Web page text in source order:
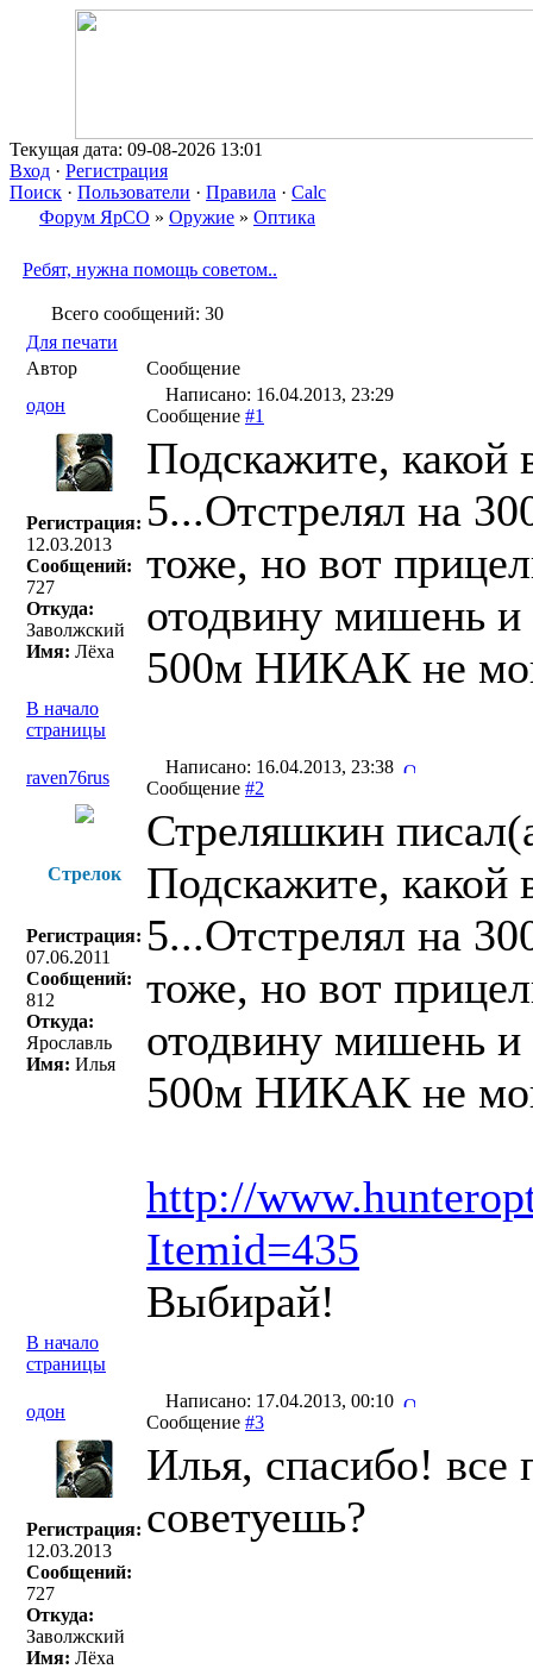
Текущая дата: 09-08-2026 13:01
Вход · Регистрация
Поиск · Пользователи · Правила · Calc
Форум ЯрСО » Оружие » Оптика
Ребят, нужна помощь советом..
Всего сообщений: 30
Для печати
Автор
Сообщение
одон
Написано: 16.04.2013, 23:29
Сообщение #1
Регистрация:
12.03.2013
Сообщений:
727
Откуда:
Заволжский
Имя: Лёха
Подскажите,
5...Отстрелял на
тоже, но вот
отодвину мишень и
500м НИКАК не
В начало
страницы
raven76rus
Написано: 16.04.2013, 23:38
Сообщение #2
Стрелок
Регистрация:
07.06.2011
Сообщений:
812
Откуда:
Ярославль
Имя: Илья
Стреляшкин
Подскажите,
5...Отстрелял на
тоже, но вот
отодвину мишень и
500м НИКАК не
http://
Itemid=435
Выбирай!
В начало
страницы
одон
Написано: 17.04.2013, 00:10
Сообщение #3
Регистрация:
12.03.2013
Сообщений:
727
Откуда:
Заволжский
Имя: Лёха
Илья, спасибо! все
советуешь?